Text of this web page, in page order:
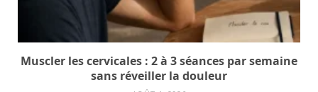
Muscler les cervicales : 2 à 3 séances par semaine
sans réveiller la douleur